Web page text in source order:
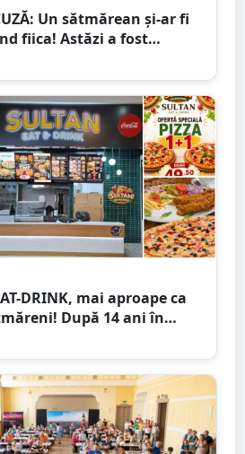
Un sătmărean și-ar fi
fiica! Astăzi a fost
DRINK, mai aproape ca
După 14 ani în
porțile în Shopping